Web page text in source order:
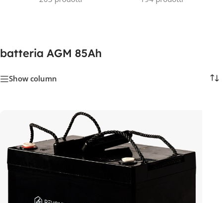
batteria AGM 85Ah
Show column